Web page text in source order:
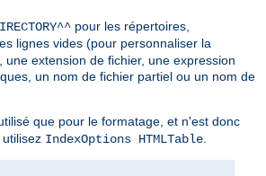
pour les répertoires,
lignes vides (pour personnaliser la
une extension de fichier, une expression
un nom de fichier partiel ou un nom de
que pour le formatage, et n'est donc
IndexOptions HTMLTable.